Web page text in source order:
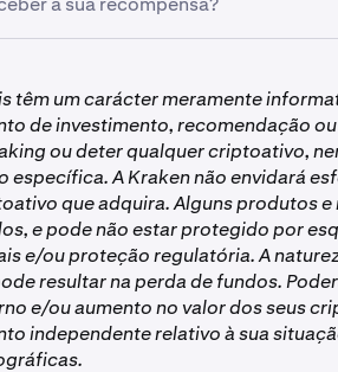
menos 2.000 PLAY no mercado
toque emPromoções
PLAY Trading Challenge
se Agora
negocie pelo menos 2.000 PLAY
acompanhar o seu progresso
elegíveis. Quanto mais
Recompensa
individual
40 000
20 000
têm um carácter meramente
de investimento, recomendação
ou deter qualquer criptoativo,
específica. A Kraken não envidará
que adquira. Alguns produtos
e pode não estar protegido por
e/ou proteção regulatória. A
resultar na perda de fundos.
e/ou aumento no valor dos seus
independente relativo à sua